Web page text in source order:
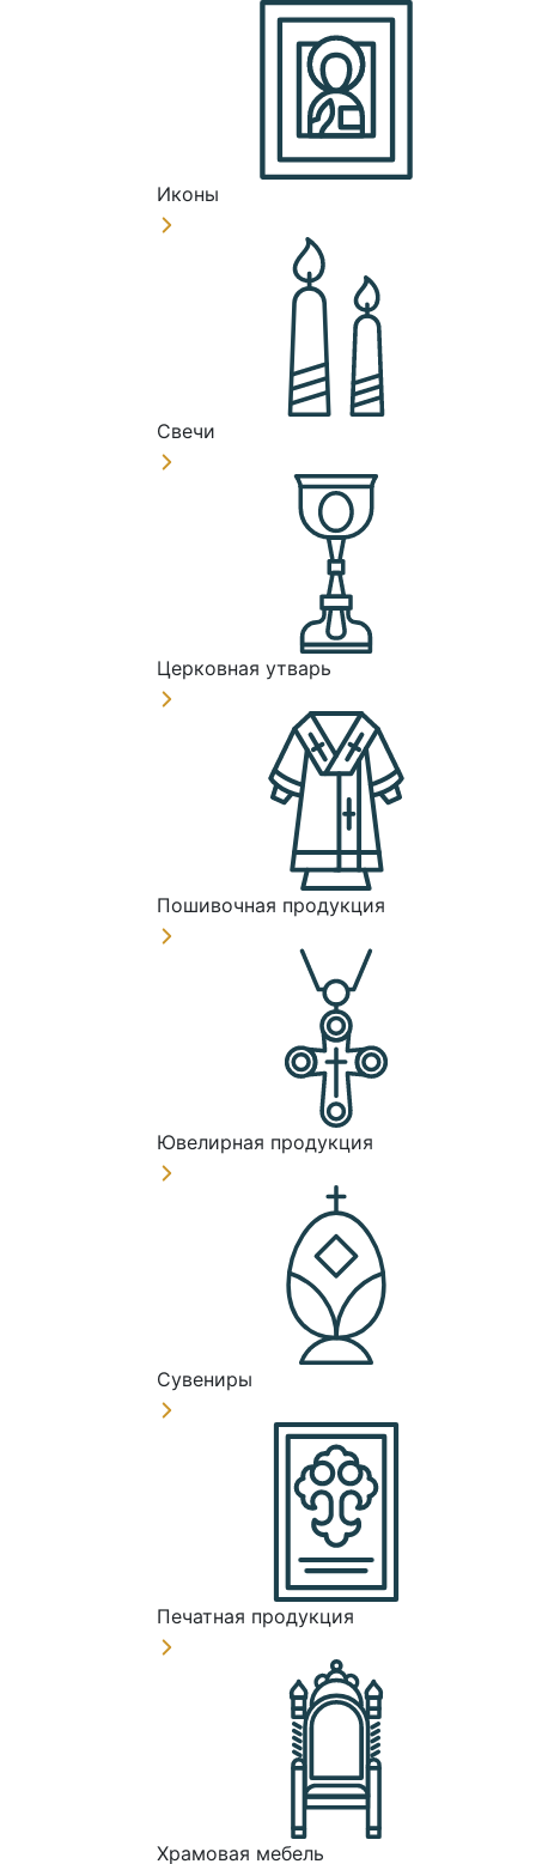
Иконы
Свечи
Церковная утварь
Пошивочная продукция
Ювелирная продукция
Сувениры
Печатная продукция
Храмовая мебель